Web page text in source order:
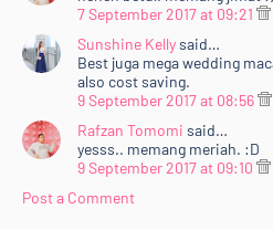
7 September 2017 at 09:21
Sunshine Kellysaid…
Best juga mega wedding
also cost saving.
9 September 2017 at 08:56
Rafzan Tomomi said…
yesss.. memang meriah. :D
9 September 2017 at 09:10
Post a Comment